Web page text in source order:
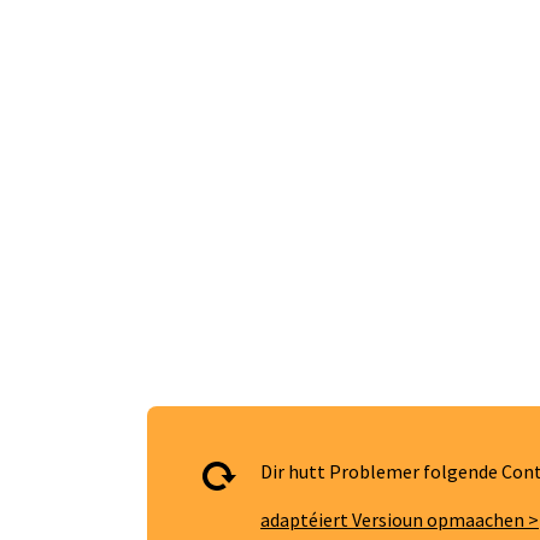
Dir hutt Problemer folgende
adaptéiert Versioun opmaachen >